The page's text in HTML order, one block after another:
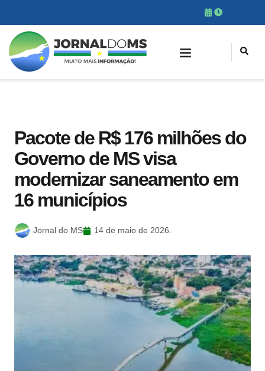
Pacote de R$ 176 milhões do
Governo de MS visa
modernizar saneamento em
16 municípios
Jornal do MS 14 de maio de 2026.